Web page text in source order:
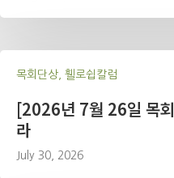
목회단상, 휄로쉽칼럼
[2026년 7월 26일 목
라
July 30, 2026